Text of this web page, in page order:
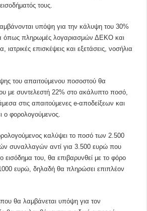
τους.
υπόψη για την κάλυψη του 30%
όπως πληρωμές λογαριασμών ΔΕΚΟ και
ιατρικές επισκέψεις και εξετάσεις, νοσήλια
του απαιτούμενου ποσοστού θα
με συντελεστή 22% στο ακάλυπτο ποσό,
στις απαιτούμενες e-αποδείξεων και
ο φορολογούμενος.
καλύψει το ποσό των 2.500
συναλλαγών αντί για 3.500 ευρώ που
εισόδημα του, θα επιβαρυνθεί με το φόρο
ευρώ, δηλαδή θα πληρώσει επιπλέον
θα λαμβάνεται υπόψη για τον